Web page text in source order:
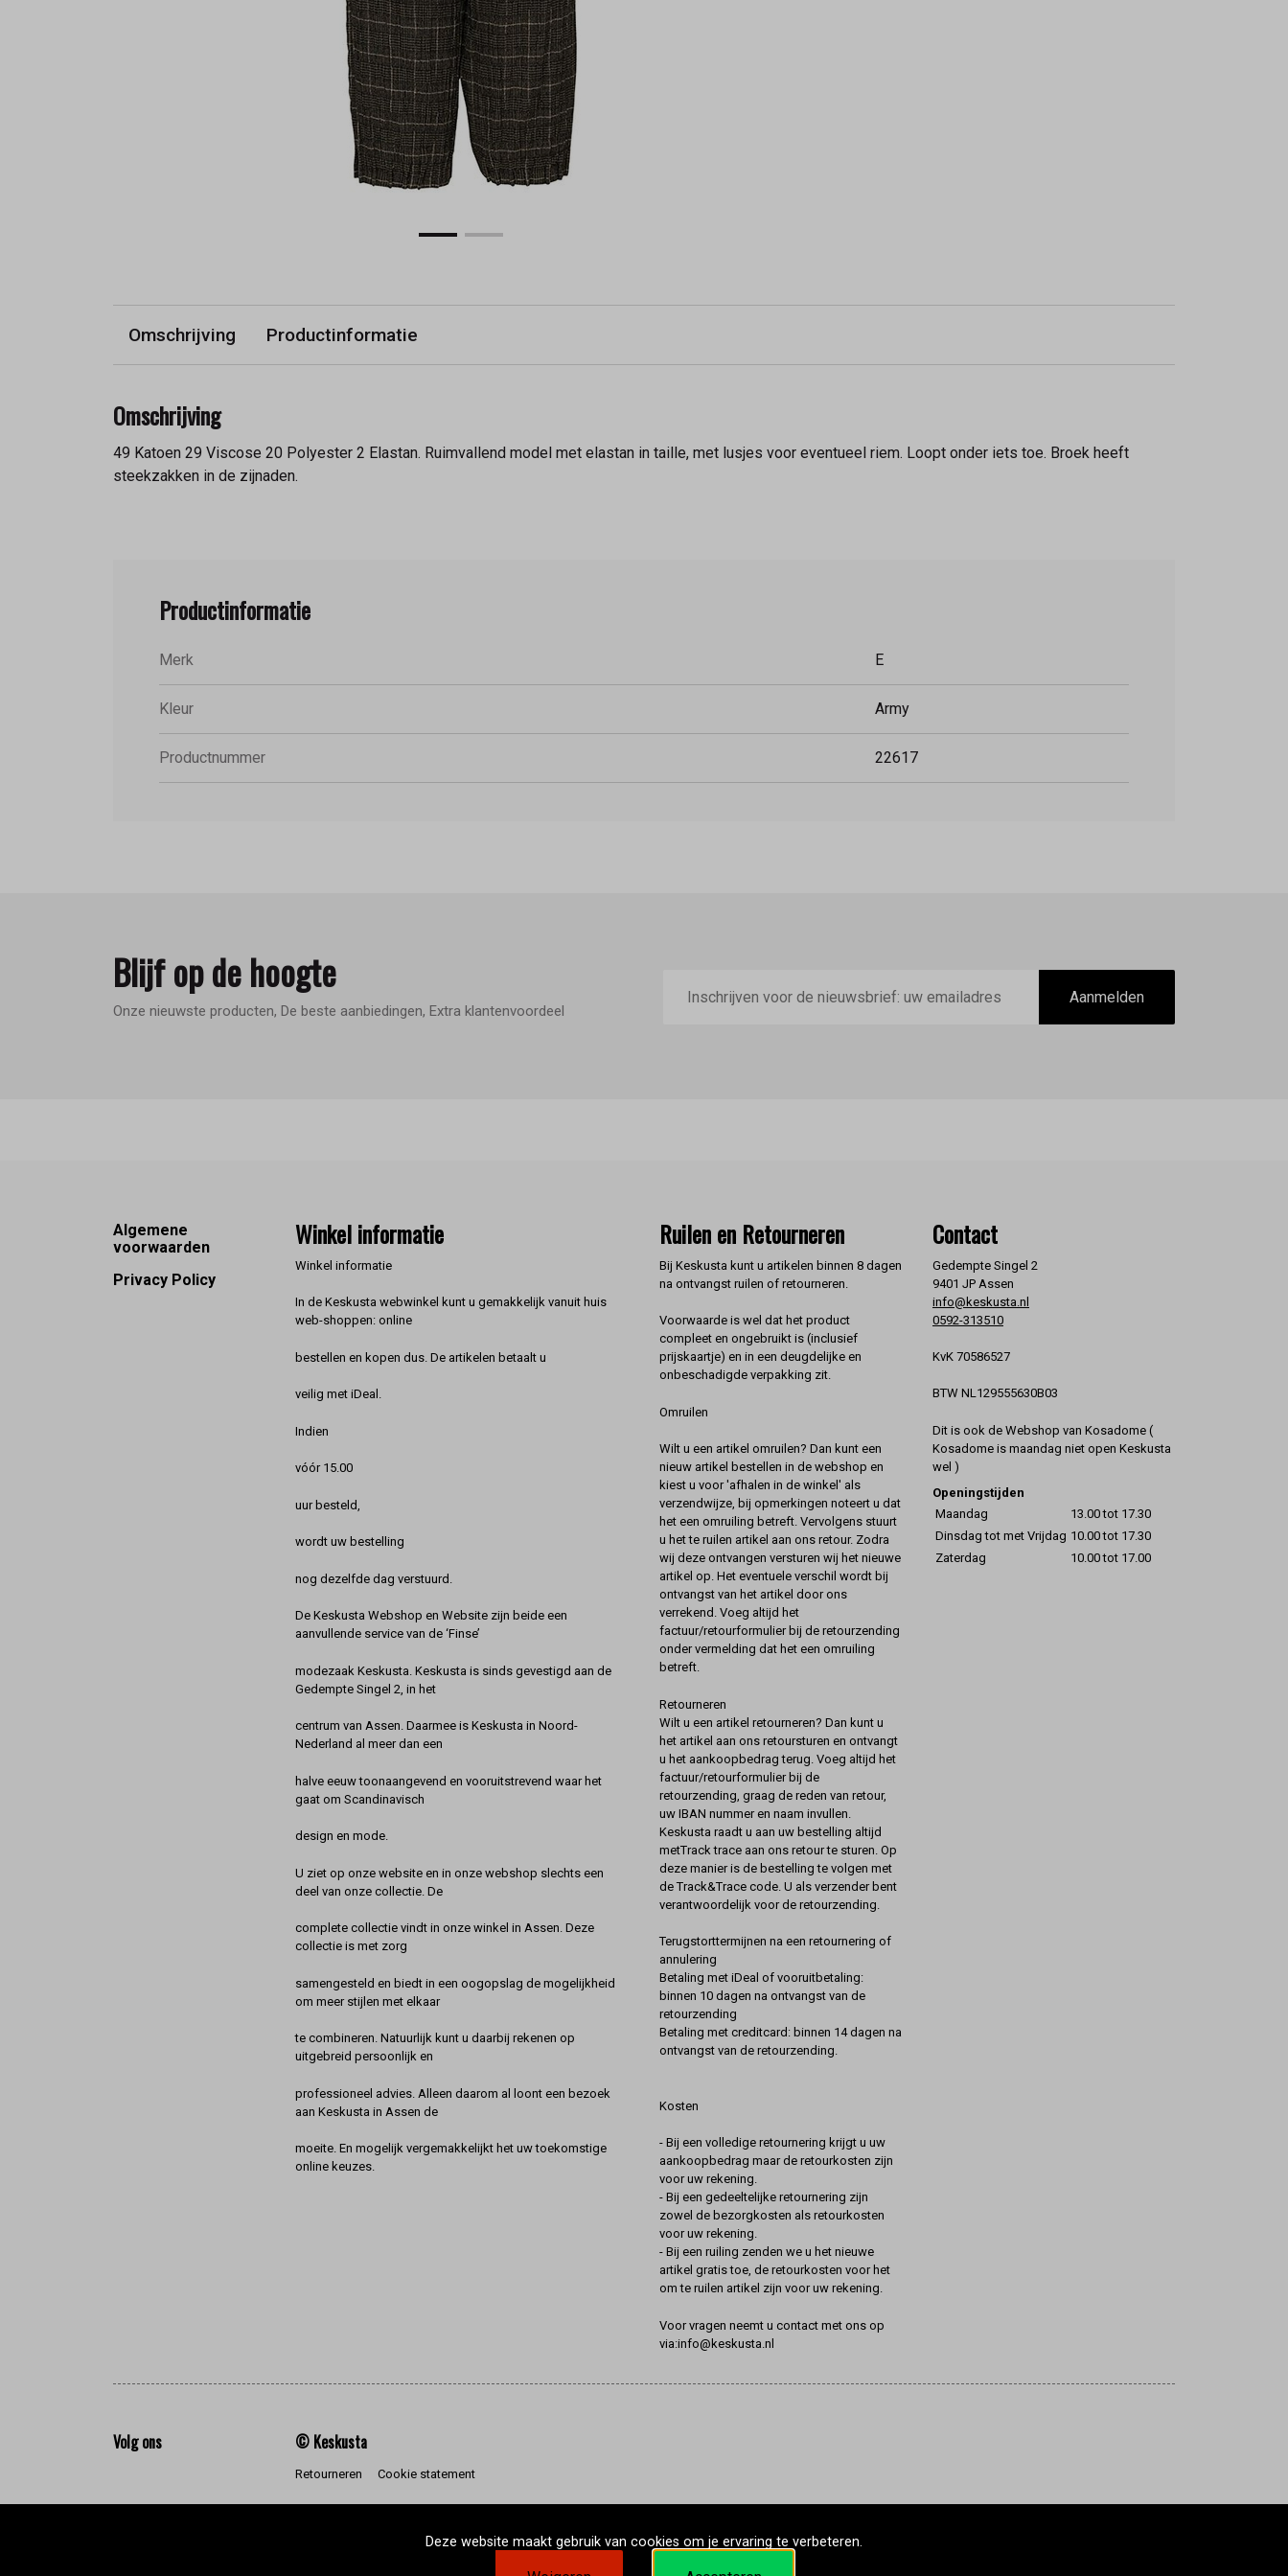
Omschrijving Productinformatie
Omschrijving
49 Katoen 29 Viscose 20 Polyester 2 Elastan. Ruimvallend model met elastan in taille, met lusjes voor eventueel riem. Loopt onder iets toe. Broek heeft
steekzakken in de zijnaden.
Productinformatie
Merk E
Kleur Army
Productnummer 22617
Blijf op de hoogte
Onze nieuwste producten, De beste aanbiedingen, Extra klantenvoordeel
mailadres
Aanmelden
Footer
Algemene
voorwaarden
Privacy Policy
Winkel informatie
Winkel informatie
In de Keskusta webwinkel kunt u gemakkelijk vanuit huis
web-shoppen: online
bestellen en kopen dus. De artikelen betaalt u
veilig met iDeal.
Indien
vóór 15.00
uur besteld,
wordt uw bestelling
nog dezelfde dag verstuurd.
De Keskusta Webshop en Website zijn beide een
aanvullende service van de ‘Finse’
modezaak Keskusta. Keskusta is sinds gevestigd aan de
Gedempte Singel 2, in het
centrum van Assen. Daarmee is Keskusta in Noord-
Nederland al meer dan een
halve eeuw toonaangevend en vooruitstrevend waar het
gaat om Scandinavisch
design en mode.
U ziet op onze website en in onze webshop slechts een
deel van onze collectie. De
complete collectie vindt in onze winkel in Assen. Deze
collectie is met zorg
samengesteld en biedt in een oogopslag de mogelijkheid
om meer stijlen met elkaar
te combineren. Natuurlijk kunt u daarbij rekenen op
uitgebreid persoonlijk en
professioneel advies. Alleen daarom al loont een bezoek
aan Keskusta in Assen de
moeite. En mogelijk vergemakkelijkt het uw toekomstige
online keuzes.
Ruilen en Retourneren
Bij Keskusta kunt u artikelen binnen 8 dagen
na ontvangst ruilen of retourneren.
Voorwaarde is wel dat het product
compleet en ongebruikt is (inclusief
prijskaartje) en in een deugdelijke en
onbeschadigde verpakking zit.
Omruilen
Wilt u een artikel omruilen? Dan kunt een
nieuw artikel bestellen in de webshop en
kiest u voor 'afhalen in de winkel' als
verzendwijze, bij opmerkingen noteert u dat
het een omruiling betreft. Vervolgens stuurt
u het te ruilen artikel aan ons retour. Zodra
wij deze ontvangen versturen wij het nieuwe
artikel op. Het eventuele verschil wordt bij
ontvangst van het artikel door ons
verrekend. Voeg altijd het
factuur/retourformulier bij de retourzending
onder vermelding dat het een omruiling
betreft.
Retourneren
Wilt u een artikel retourneren? Dan kunt u
het artikel aan ons retoursturen en ontvangt
u het aankoopbedrag terug. Voeg altijd het
factuur/retourformulier bij de
retourzending, graag de reden van retour,
uw IBAN nummer en naam invullen.
Keskusta raadt u aan uw bestelling altijd
metTrack trace aan ons retour te sturen. Op
deze manier is de bestelling te volgen met
de Track&Trace code. U als verzender bent
verantwoordelijk voor de retourzending.
Terugstorttermijnen na een retournering of
annulering
Betaling met iDeal of vooruitbetaling:
binnen 10 dagen na ontvangst van de
retourzending
Betaling met creditcard: binnen 14 dagen na
ontvangst van de retourzending.
Kosten
- Bij een volledige retournering krijgt u uw
aankoopbedrag maar de retourkosten zijn
voor uw rekening.
- Bij een gedeeltelijke retournering zijn
zowel de bezorgkosten als retourkosten
voor uw rekening.
- Bij een ruiling zenden we u het nieuwe
artikel gratis toe, de retourkosten voor het
om te ruilen artikel zijn voor uw rekening.
Voor vragen neemt u contact met ons op
via:info@keskusta.nl
Contact
Gedempte Singel 2
9401 JP Assen
info@keskusta.nl
0592-313510
KvK 70586527
BTW NL129555630B03
Dit is ook de Webshop van Kosadome (
Kosadome is maandag niet open Keskusta
wel )
Openingstijden
Maandag
13.00 tot 17.30
Dinsdag tot met Vrijdag 10.00 tot 17.30
Zaterdag
10.00 tot 17.00
Volg ons © Keskusta
Retourneren Cookie statement
Deze website maakt gebruik van cookies om je ervaring te verbeteren.